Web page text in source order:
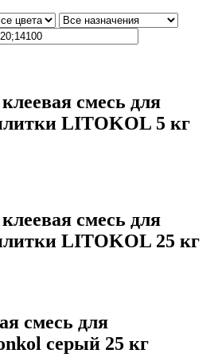
смесь для
LITOKOL 5 кг
смесь для
LITOKOL 25 кг
смесь для
серый 25 кг